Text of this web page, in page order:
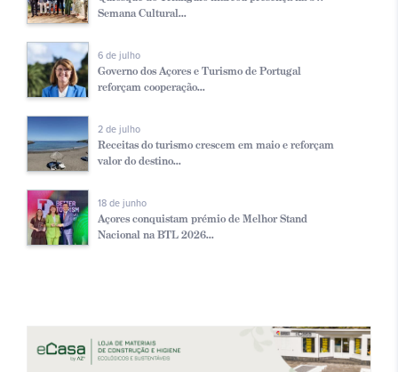
Semana Cultural...
6 de julho
Governo dos Açores e Turismo de Portugal
reforçam cooperação...
2 de julho
Receitas do turismo crescem em maio e reforçam
valor do destino...
18 de junho
Açores conquistam prémio de Melhor Stand
Nacional na BTL 2026...